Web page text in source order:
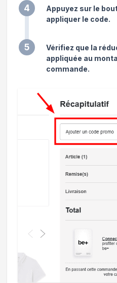
4
Appuyez sur le
appliquer le code.
5
Vérifiez que la
appliquée au
commande.